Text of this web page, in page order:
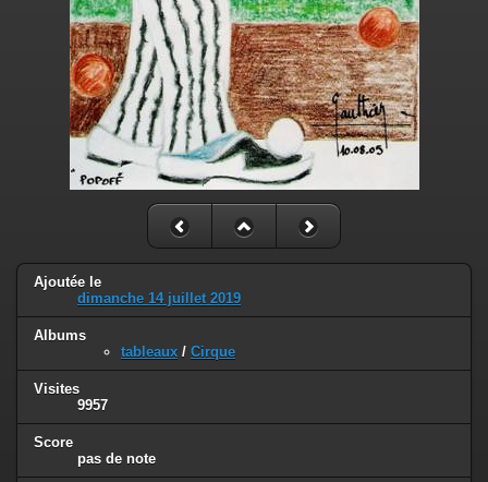
Ajoutée le
dimanche 14 juillet 2019
Albums
tableaux / Cirque
Visites
9957
Score
pas de note